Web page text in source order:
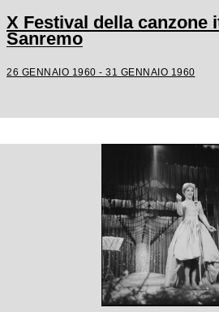
X Festival della canzone
Sanremo
26 GENNAIO 1960 - 31 GENNAIO 1960